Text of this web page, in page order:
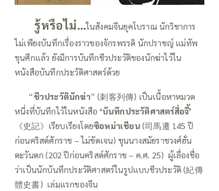
รู้หรือไม่…ในสังคมจีนยุคโบราณ นักวิชาการ
ไม่เพียงบันทึกเรื่องราวของจักรพรรดิ นักปราชญ์ แม่ทัพ
ขุนศึกแล้ว ยังมีการบันทึกชีวประวัติของนักฆ่าไว้ใน
หนังสือบันทึกประวัติศาสตร์ด้วย
“ชีวประวัตินักฆ่า” (刺客列傳) เป็นเนื้อหาหมวด
หนึ่งที่บันทึกไว้ในหนังสือ ‘บันทึกประวัติศาสตร์สื่อจี้’
《史記》เรียบเรียงโดยซือหม่าเชียน (司馬遷 145 ปี
ก่อนคริสต์ศักราช – ไม่ชัดเจน) ขุนนางสมัยราชวงศ์ฮั่น
ตะวันตก (202 ปีก่อนคริสต์ศักราช – ค.ศ. 25) ผู้เลื่องชื่อ
ว่าเป็นนักบันทึกประวัติศาสตร์ในรูปแบบชีวประวัติ (紀傳
體史書) เล่มแรกของจีน